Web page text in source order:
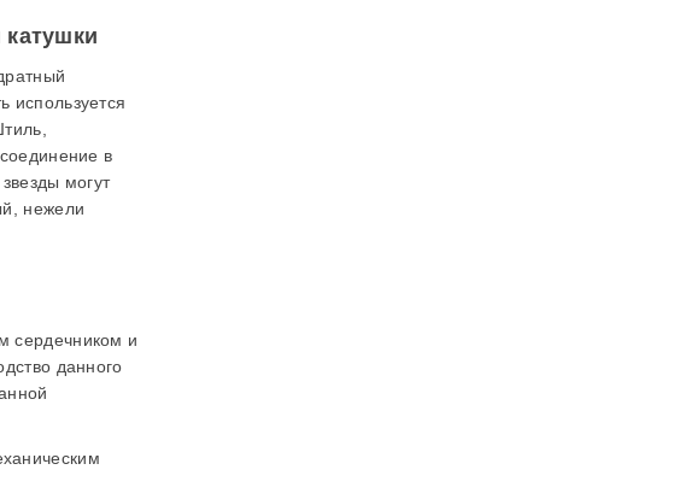
используется
в
могут
нежели
сердечником и
данного